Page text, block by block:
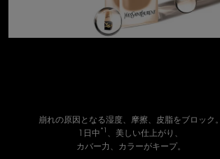
崩れの原因となる湿度、摩擦、皮脂をブロック。
1日中 *1 、美しい仕上がり、
カバー力、カラーがキープ。